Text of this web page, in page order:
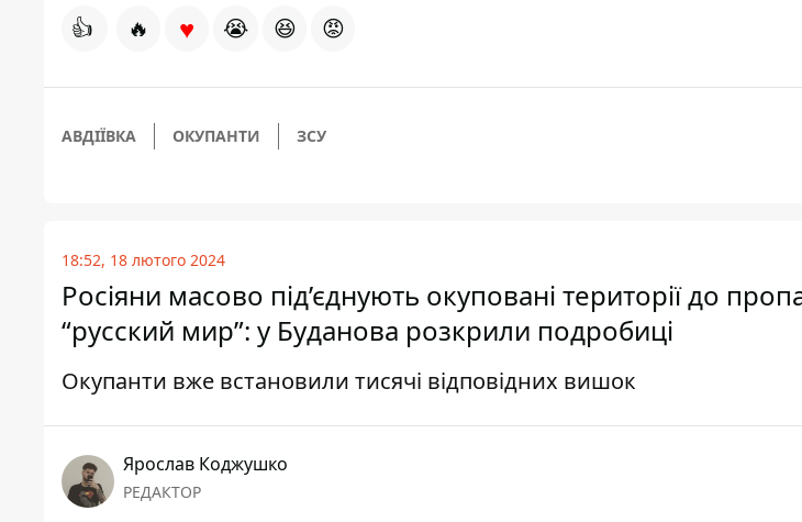
👍 🔥 ♥ 😭 😆 😡
АВДІЇВКА ОКУПАНТИ ЗСУ
18:52, 18 лютого 2024
Росіяни масово під’єднують окуповані території до
“русский мир”: у Буданова розкрили подробиці
Окупанти вже встановили тисячі відповідних вишок
Ярослав Коджушко
РЕДАКТОР